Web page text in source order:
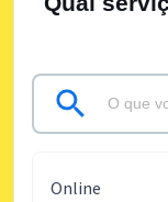
Online